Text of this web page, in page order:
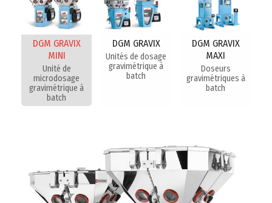
DGM GRAVIX
MINI
Unité de
microdosage
gravimétrique à
batch
DGM GRAVIX
Unités de dosage
gravimétrique à
batch
DGM GRAVIX
MAXI
Doseurs
gravimétriques à
batch